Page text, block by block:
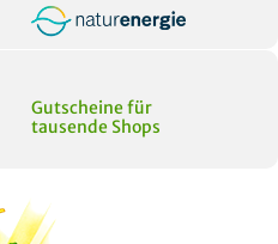
Gutscheine für
tausende Shops